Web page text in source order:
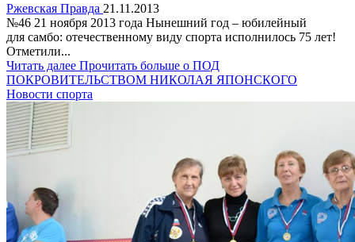
Ржевская Правда 21.11.2013
№46 21 ноября 2013 года Нынешний год – юбилейный
для самбо: отечественному виду спорта исполнилось 75 лет!
Отметили...
Читать далее Прочитать больше о ПОД
ПОКРОВИТЕЛЬСТВОМ НИКОЛАЯ ЯПОНСКОГО
Новости спорта